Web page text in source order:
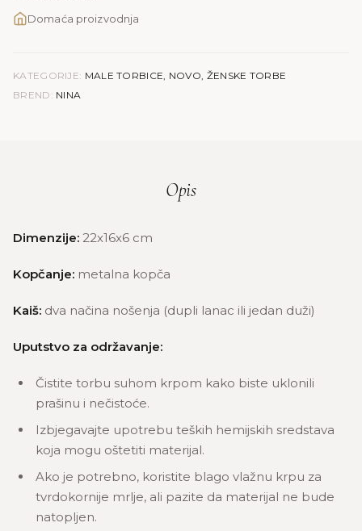
Domaća proizvodnja
KATEGORIJE: MALE TORBICE, NOVO, ŽENSKE TORBE
BREND: NINA
Opis
Dimenzije: 22x16x6 cm
Kopčanje: metalna kopča
Kaiš: dva načina nošenja (dupli lanac ili jedan duži)
Uputstvo za održavanje:
Čistite torbu suhom krpom kako biste uklonili
prašinu i nečistoće.
Izbjegavajte upotrebu teških hemijskih sredstava
koja mogu oštetiti materijal.
Ako je potrebno, koristite blago vlažnu krpu za
tvrdokornije mrlje, ali pazite da materijal ne bude
natopljen.